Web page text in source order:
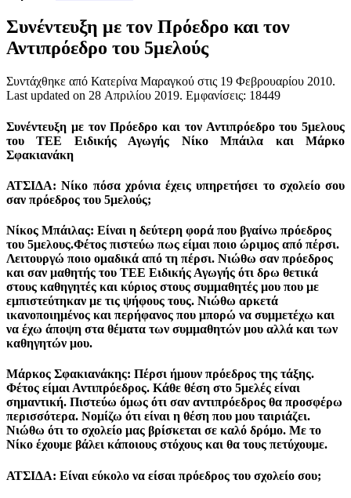
Συνέντευξη με τον Πρόεδρο και τον
Αντιπρόεδρο του 5μελούς
Συντάχθηκε από Κατερίνα Μαραγκού στις 19 Φεβρουαρίου 2010.
Last updated on 28 Απριλίου 2019. Εμφανίσεις: 18449
Συνέντευξη με τον Πρόεδρο και τον Αντιπρόεδρο του 5μελους
του ΤΕΕ Ειδικής Αγωγής Νίκο Μπάιλα και Μάρκο
Σφακιανάκη
ΑΤΣΙΔΑ: Νίκο πόσα χρόνια έχεις υπηρετήσει το σχολείο σου
σαν πρόεδρος του 5μελούς;
Νίκος Μπάιλας: Είναι η δεύτερη φορά που βγαίνω πρόεδρος
του 5μελους.Φέτος πιστεύω πως είμαι ποιο ώριμος από πέρσι.
Λειτουργώ ποιο ομαδικά από τη πέρσι. Νιώθω σαν πρόεδρος
και σαν μαθητής του ΤΕΕ Ειδικής Αγωγής ότι δρω θετικά
στους καθηγητές και κύριος στους συμμαθητές μου που με
εμπιστεύτηκαν με τις ψήφους τους. Νιώθω αρκετά
ικανοποιημένος και περήφανος που μπορώ να συμμετέχω και
να έχω άποψη στα θέματα των συμμαθητών μου αλλά και των
καθηγητών μου.
Μάρκος Σφακιανάκης: Πέρσι ήμουν πρόεδρος της τάξης.
Φέτος είμαι Αντιπρόεδρος. Κάθε θέση στο 5μελές είναι
σημαντική. Πιστεύω όμως ότι σαν αντιπρόεδρος θα προσφέρω
περισσότερα. Νομίζω ότι είναι η θέση που μου ταιριάζει.
Νιώθω ότι το σχολείο μας βρίσκεται σε καλό δρόμο. Με το
Νίκο έχουμε βάλει κάποιους στόχους και θα τους πετύχουμε.
ΑΤΣΙΔΑ: Είναι εύκολο να είσαι πρόεδρος του σχολείο σου;